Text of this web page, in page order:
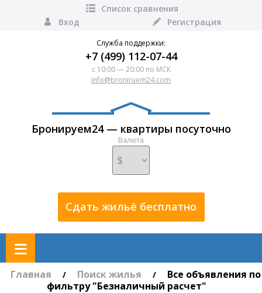
Список сравнения
Вход
Регистрация
Служба поддержки:
+7 (499) 112-07-44
с 10:00 — 20:00 по МСК
info@broniruem24.com
Бронируем24 — квартиры посуточно
Валюта
Сдать жильё бесплатно
≡
Главная / Поиск жилья /
Все объявления по
фильтру "Безналичный расчет"